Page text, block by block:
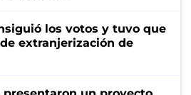
los votos y tuvo que
extranjerización de